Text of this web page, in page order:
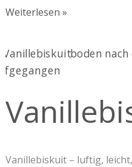
Weiterlesen »
Vanillebiskuit – luftig,
Vanillebiskuit